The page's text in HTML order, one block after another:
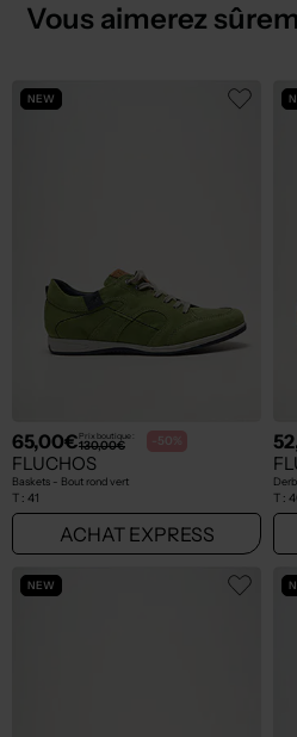
Vous aimerez
NEW
65,00€Prix boutique :
130,00€ -50%
FLUCHOS
Baskets - Bout rond vert
T : 41
ACHAT EXPRESS
T :
NEW